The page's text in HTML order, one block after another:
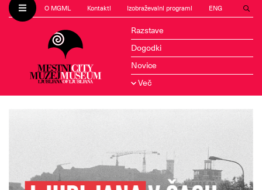
O MGML Kontakti Izobraževalni programi ENG
Razstave
Dogodki
Novice
Več